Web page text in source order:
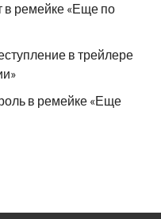
в ремейке «Еще по
в трейлере
в ремейке «Еще